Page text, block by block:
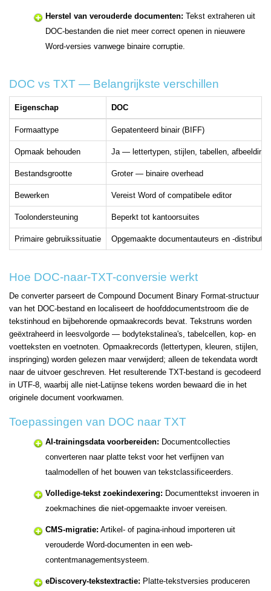
Herstel van verouderde documenten: Tekst extraheren uit
DOC-bestanden die niet meer correct openen in nieuwere
Word-versies vanwege binaire corruptie.
DOC vs TXT — Belangrijkste verschillen
Eigenschap DOC
Formaattype Gepatenteerd binair (BIFF)
Opmaak behouden Ja — lettertypen, stijlen, tabellen,
Bestandsgrootte Groter — binaire overhead
Bewerken Vereist Word of compatibele editor
Toolondersteuning Beperkt tot kantoorsuites
Primaire gebruikssituatie Opgemaakte documentauteurs en -distributie
Hoe DOC-naar-TXT-conversie werkt
De converter parseert de Compound Document Binary Format-structuur
van het DOC-bestand en localiseert de hoofddocumentstroom die de
tekstinhoud en bijbehorende opmaakrecords bevat. Tekstruns worden
geëxtraheerd in leesvolgorde — bodytekstalinea's, tabelcellen, kop- en
voetteksten en voetnoten. Opmaakrecords (lettertypen, kleuren, stijlen,
inspringing) worden gelezen maar verwijderd; alleen de tekendata wordt
naar de uitvoer geschreven. Het resulterende TXT-bestand is gecodeerd
in UTF-8, waarbij alle niet-Latijnse tekens worden bewaard die in het
originele document voorkwamen.
Toepassingen van DOC naar TXT
AI-trainingsdata voorbereiden: Documentcollecties
converteren naar platte tekst voor het verfijnen van
taalmodellen of het bouwen van tekstclassificeerders.
Volledige-tekst zoekindexering: Documenttekst invoeren in
zoekmachines die niet-opgemaakte invoer vereisen.
CMS-migratie: Artikel- of pagina-inhoud importeren uit
verouderde Word-documenten in een web-
contentmanagementsysteem.
eDiscovery-tekstextractie: Platte-tekstversies produceren